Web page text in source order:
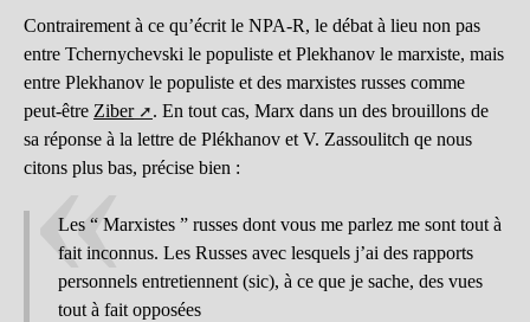
Contrairement à ce qu’écrit le NPA-R, le débat à lieu non pas
entre Tchernychevski le populiste et Plekhanov le marxiste, mais
entre Plekhanov le populiste et des marxistes russes comme
peut-être Ziber
. En tout cas, Marx dans un des brouillons de
sa réponse à la lettre de Plékhanov et V. Zassoulitch qe nous
citons plus bas, précise bien :
Les “ Marxistes ” russes dont vous me parlez me sont tout à
fait inconnus. Les Russes avec lesquels j’ai des rapports
personnels entretiennent (sic), à ce que je sache, des vues
tout à fait opposées